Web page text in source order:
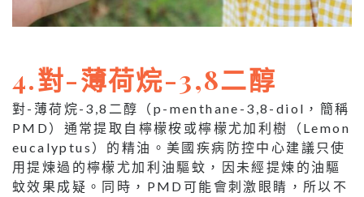
4.對-薄荷烷-3,8二醇
對-薄荷烷-3,8二醇（p-menthane-3,8-diol，簡稱
PMD）通常提取自檸檬桉或檸檬尤加利樹（Lemon
eucalyptus）的精油。美國疾病防控中心建議只使
用提煉過的檸檬尤加利油驅蚊，因未經提煉的油驅
蚊效果成疑。同時，PMD可能會刺激眼睛，所以不